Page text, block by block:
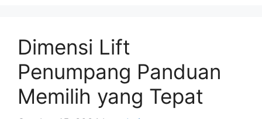
Dimensi Lift
Penumpang Panduan
Memilih yang Tepat